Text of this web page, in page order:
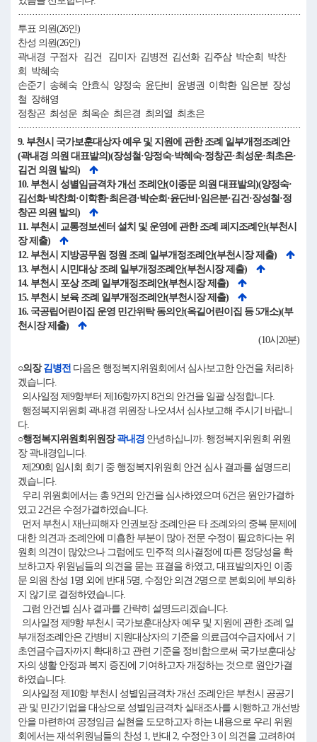
····································································································
투표 의원(26인)
찬성 의원(26인)
곽내경 구점자 김건 김미자 김병전 김선화 김주삼 박순희 박찬
희 박혜숙
손준기 송혜숙 안효식 양정숙 윤단비 윤병권 이학환 임은분 장성
철 장해영
정창곤 최성운 최옥순 최은경 최의열 최초은
····································································································
9. 부천시 국가보훈대상자 예우 및 지원에 관한 조례 일부개정조례안
(곽내경 의원 대표발의)(장성철·양정숙·박혜숙·정창곤·최성운·최초은·
김건 의원 발의)
10. 부천시 성별임금격차 개선 조례안(이종문 의원 대표발의)(양정숙·
김선화·박찬희·이학환·최은경·박순희·윤단비·임은분·김건·장성철·정
창곤 의원 발의)
11. 부천시 교통정보센터 설치 및 운영에 관한 조례 폐지조례안(부천시
장 제출)
12. 부천시 지방공무원 정원 조례 일부개정조례안(부천시장 제출)
13. 부천시 시민대상 조례 일부개정조례안(부천시장 제출)
14. 부천시 포상 조례 일부개정조례안(부천시장 제출)
15. 부천시 보육 조례 일부개정조례안(부천시장 제출)
16. 국공립어린이집 운영 민간위탁 동의안(옥길어린이집 등 5개소)(부
천시장 제출)
(10시20분)
○의장김병전 다음은 행정복지위원회에서 심사보고한 안건을 처리하
겠습니다.
의사일정 제9항부터 제16항까지 8건의 안건을 일괄 상정합니다.
행정복지위원회 곽내경 위원장 나오셔서 심사보고해 주시기 바랍니
다.
○행정복지위원회위원장곽내경 안녕하십니까. 행정복지위원회 위원
장 곽내경입니다.
제290회 임시회 회기 중 행정복지위원회 안건 심사 결과를 설명드리
겠습니다.
우리 위원회에서는 총 9건의 안건을 심사하였으며 6건은 원안가결하
였고 2건은 수정가결하였습니다.
먼저 부천시 재난피해자 인권보장 조례안은 타 조례와의 중복 문제에
대한 의견과 조례안에 미흡한 부분이 많아 전문 수정이 필요하다는 위
원회 의견이 많았으나 그럼에도 민주적 의사결정에 따른 정당성을 확
보하고자 위원님들의 의견을 묻는 표결을 하였고, 대표발의자인 이종
문 의원 찬성 1명 외에 반대 5명, 수정안 의견 2명으로 본회의에 부의하
지 않기로 결정하였습니다.
그럼 안건별 심사 결과를 간략히 설명드리겠습니다.
의사일정 제9항 부천시 국가보훈대상자 예우 및 지원에 관한 조례 일
부개정조례안은 간병비 지원대상자의 기준을 의료급여수급자에서 기
초연금수급자까지 확대하고 관련 기준을 정비함으로써 국가보훈대상
자의 생활 안정과 복지 증진에 기여하고자 개정하는 것으로 원안가결
하였습니다.
의사일정 제10항 부천시 성별임금격차 개선 조례안은 부천시 공공기
관 및 민간기업을 대상으로 성별임금격차 실태조사를 시행하고 개선방
안을 마련하여 공정임금 실현을 도모하고자 하는 내용으로 우리 위원
회에서는 재석위원님들의 찬성 1, 반대 2, 수정안 3 이 의견을 고려하여